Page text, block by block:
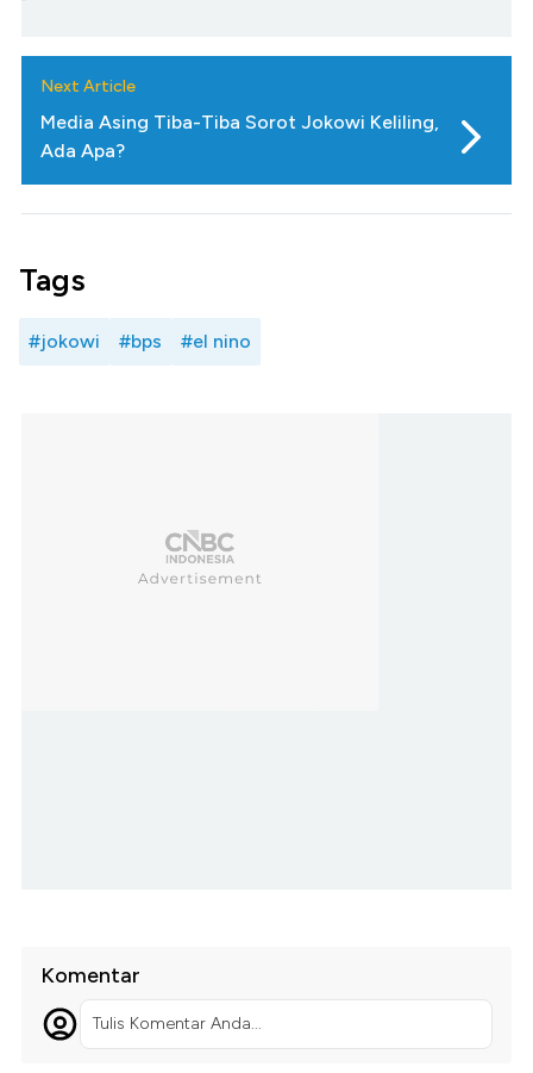
Next Article
Media Asing Tiba-Tiba Sorot Jokowi Keliling,
Ada Apa?
Tags
#jokowi #bps #el nino
Komentar
Tulis Komentar Anda...